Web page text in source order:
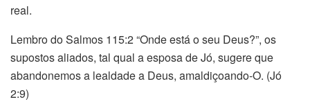
real.
Lembro do Salmos 115:2 “Onde está o seu Deus?”, os
supostos aliados, tal qual a esposa de Jó, sugere que
abandonemos a lealdade a Deus, amaldiçoando-O. (Jó
2:9)